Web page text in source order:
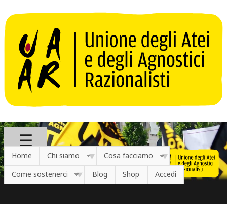
Home Chi siamo
Cosa facciamo
Come sostenerci
Blog Shop Accedi